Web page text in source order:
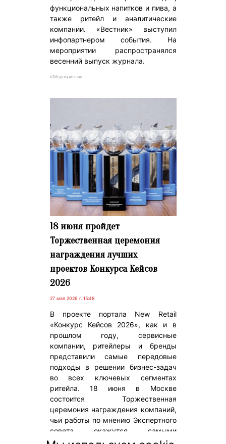
функциональных напитков и пива, а
также ритейл и аналитические
компании. «Вестник» выступил
инфопартнером события. На
мероприятии распространялся
весенний выпуск журнала.
#Мероприятия
18 июня пройдет
Торжественная церемония
награждения лучших
проектов Конкурса Кейсов
2026
27 мая 2026 г. 15:48
В проекте портала New Retail
«Конкурс Кейсов 2026», как и в
прошлом году, сервисные
компании, ритейлеры и бренды
представили самые передовые
подходы в решении бизнес-задач
во всех ключевых сегментах
ритейла. 18 июня в Москве
состоится Торжественная
церемония награждения компаний,
чьи работы по мнению Экспертного
совета окажутся самыми
прорывными и финансово